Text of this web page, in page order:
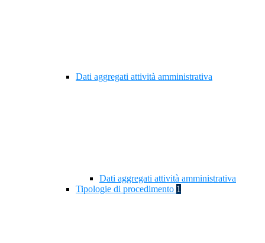
Dati aggregati attività amministrativa
Dati aggregati attività amministrativa
Tipologie di procedimento 1